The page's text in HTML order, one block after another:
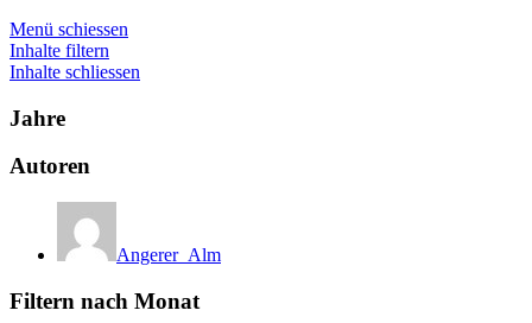
Menü schiessen
Inhalte filtern
Inhalte schliessen
Jahre
Autoren
Angerer_Alm
Filtern nach Monat